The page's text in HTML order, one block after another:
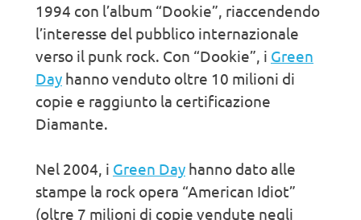
1994 con l’album “Dookie”, riaccendendo
l’interesse del pubblico internazionale
verso il punk rock. Con “Dookie”, i Green
Day hanno venduto oltre 10 milioni di
copie e raggiunto la certificazione
Diamante.
Nel 2004, i Green Day hanno dato alle
stampe la rock opera “American Idiot”
(oltre 7 milioni di copie vendute negli